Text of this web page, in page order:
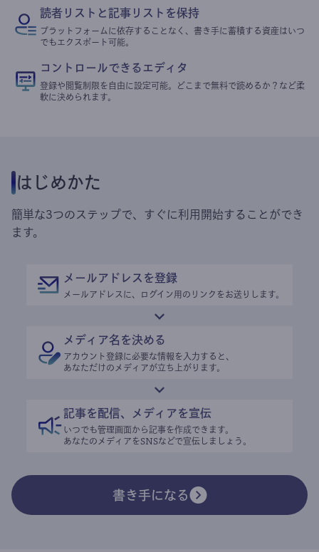
読者リストと記事リストを保持
プラットフォームに依存することなく、書き手に蓄積する資産はいつ
でもエクスポート可能。
コントロールできるエディタ
登録や閲覧制限を自由に設定可能。どこまで無料で読めるか？など柔
軟に決められます。
はじめかた
簡単な3つのステップで、すぐに利用開始することができ
ます。
メールアドレスを登録
メールアドレスに、ログイン用のリンクをお送りします。
メディア名を決める
アカウント登録に必要な情報を入力すると、
あなただけのメディアが立ち上がります。
記事を配信、メディアを宣伝
いつでも管理画面から記事を作成できます。
あなたのメディアをSNSなどで宣伝しましょう。
書き手になる